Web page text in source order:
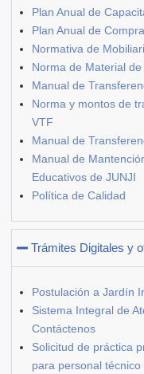
Plan Anual de
Plan Anual de
Normativa de
Norma de Material
Manual de
Norma y montos de
VTF
Manual de
Manual de
Educativos de JUNJI
Política de Calidad
Trámites Digitales y
Postulación a Jardín
Sistema Integral de
Contáctenos
Solicitud de práctica
para personal